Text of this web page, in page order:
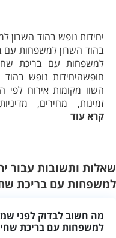
קרא עוד
יחידות נופש בהוד השרון
בהוד השרון למשפחות עם
למשפחות עם בריכת
חופשהיחידות נופש
השוו מקומות אירוח
זמינות, מחירים,
הבחירהיחידות נופש בהוד
הפרטיות ומטרת החופשה.
כאשר בריכה היא חלק
משותפת, האם החימום
שאלות ותשובות עבור
למשפחות עם בריכת
מה חשוב לבדוק לפני
למשפחות עם בריכת